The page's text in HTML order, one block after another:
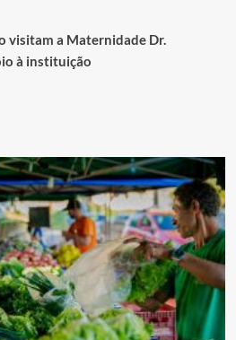
visitam a Maternidade Dr.
à instituição